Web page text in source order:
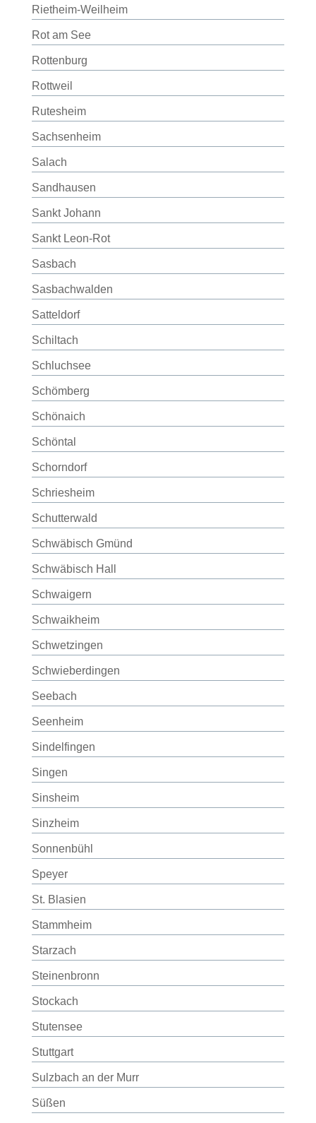
Rietheim-Weilheim
Rot am See
Rottenburg
Rottweil
Rutesheim
Sachsenheim
Salach
Sandhausen
Sankt Johann
Sankt Leon-Rot
Sasbach
Sasbachwalden
Satteldorf
Schiltach
Schluchsee
Schömberg
Schönaich
Schöntal
Schorndorf
Schriesheim
Schutterwald
Schwäbisch Gmünd
Schwäbisch Hall
Schwaigern
Schwaikheim
Schwetzingen
Schwieberdingen
Seebach
Seenheim
Sindelfingen
Singen
Sinsheim
Sinzheim
Sonnenbühl
Speyer
St. Blasien
Stammheim
Starzach
Steinenbronn
Stockach
Stutensee
Stuttgart
Sulzbach an der Murr
Süßen